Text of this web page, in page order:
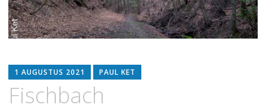
1 AUGUSTUS 2021 PAUL KET
Fischbach